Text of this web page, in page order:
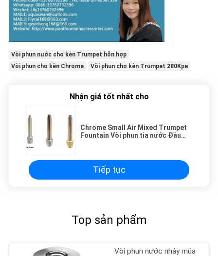
Vòi phun nước cho kèn Trumpet hỗn hợp
Vòi phun cho kèn Chrome
Vòi phun cho kèn Trumpet 280Kpa
Nhận giá tốt nhất cho
Chrome Small Air Mixed Trumpet
Fountain Vòi phun tia nước Đầu
Tiếp tục
Top sản phẩm
Vòi phun nước nhảy múa